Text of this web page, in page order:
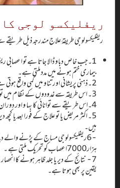
ریفلیکسو لوجی
ریفلیکسو لوجی طریقۂ علاج مندرجہ ذیل
1۔جب خاص دباو ڈالا جاتا ہے تو
بیماری ختم ہونے میں مددملتی ہے۔
2۔ذہنی پریشانی اور تناو میں کمی واقع ہوتی ہے۔
3۔ اس طریقہ سے غدودوں کے نظام میں توانائی پیدا ہوتی ہے۔
4۔اس طریقے سے توانائی کا بہا و اور دوران خون بہترہوتا ہے۔
5۔ اکثر مریض یا تو علاج کے فورا بعد یا
ہیں۔
-6ریفلیکسو لوجی مساج کے پڑنے
ہزار7000اعصاب کو تحریک ملتی ہے ۔
7- نتائج کے دیر یا جلد ظاہر ہونے کا
یقین پر بھی ہوتا ہے۔